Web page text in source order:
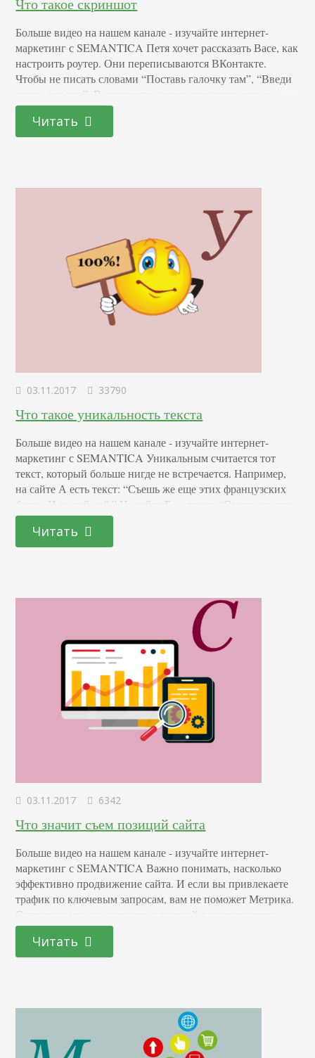
Больше видео на нашем канале - изучайте интернет-
маркетинг с SEMANTICA Петя хочет рассказать Васе, как
настроить роутер. Они переписываются ВКонтакте.
Чтобы не писать словами “Поставь галочку там”, “Введи
логин вот там”, Вася просто делает скриншот экрана с
настройками и отправляет Пете. Тот смотрит, заполняет
нужные данные, и роутер настроен. Использование
скриншотов экономит время. Лучше один раз увидеть,
Читать
03.11.2017 33790
Что такое уникальность текста
Больше видео на нашем канале - изучайте интернет-
маркетинг с SEMANTICA Уникальным считается тот
текст, который больше нигде не встречается. Например,
на сайте А есть текст: “Съешь же еще этих французских
булок. И выпей чай.” На сайте Б — текст: “Съешь же еще
этих французских булок. Запей кофе. И ложись спать.” В
статье сайта Б будет считаться заимствованным первое
предложение. Ведь…
Читать
03.11.2017 6342
Что значит съем позиций сайта
Больше видео на нашем канале - изучайте интернет-
маркетинг с SEMANTICA Важно понимать, насколько
эффективно продвижение сайта. И если вы привлекаете
трафик по ключевым запросам, вам не поможет Метрика.
Ситуацию можно сравнить с лекцией в университете.
Лектор читает материал, в какой-то момент делает
перерыв для того, чтобы студенты задали вопросы. Ведь
если кому-то непонятно, лучше сразу объяснять. Ведь
Читать